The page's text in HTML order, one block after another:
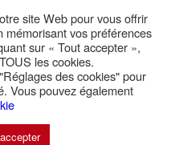
site Web pour vous offrir
mémorisant vos préférences
sur « Tout accepter »,
les cookies.
des cookies" pour
Vous pouvez également